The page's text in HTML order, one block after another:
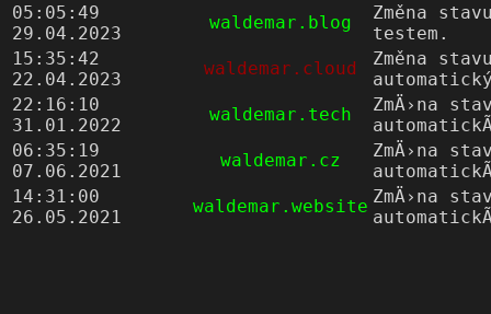
05:05:49
29.04.2023
waldemar.blog
Změna
testem.
15:35:42
22.04.2023
waldemar.cloud
Změna
22:16:10
31.01.2022
waldemar.tech
ZmÄ›na
06:35:19
07.06.2021
waldemar.cz
ZmÄ›na
14:31:00
26.05.2021
waldemar.website ZmÄ›na